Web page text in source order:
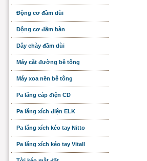
Động cơ đầm dùi
Động cơ đầm bàn
Dây chày đầm dùi
Máy cắt đường bê tông
Máy xoa nền bê tông
Pa lăng cáp điện CD
Pa lăng xích điện ELK
Pa lăng xích kéo tay Nitto
Pa lăng xích kéo tay Vitall